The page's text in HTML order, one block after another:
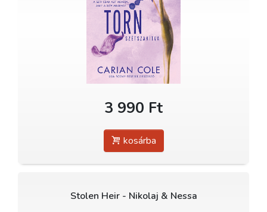
3 990 Ft
kosárba
Stolen Heir - Nikolaj & Nessa